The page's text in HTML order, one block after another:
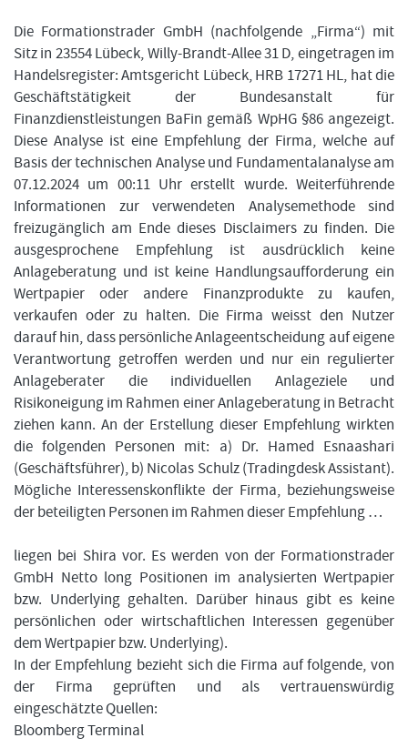
Die Formationstrader GmbH (nachfolgende „Firma“) mit
Sitz in 23554 Lübeck, Willy-Brandt-Allee 31 D, eingetragen im
Handelsregister: Amtsgericht Lübeck, HRB 17271 HL, hat die
Geschäftstätigkeit der Bundesanstalt für
Finanzdienstleistungen BaFin gemäß WpHG §86 angezeigt.
Diese Analyse ist eine Empfehlung der Firma, welche auf
Basis der technischen Analyse und Fundamentalanalyse am
07.12.2024 um 00:11 Uhr erstellt wurde. Weiterführende
Informationen zur verwendeten Analysemethode sind
freizugänglich am Ende dieses Disclaimers zu finden. Die
ausgesprochene Empfehlung ist ausdrücklich keine
Anlageberatung und ist keine Handlungsaufforderung ein
Wertpapier oder andere Finanzprodukte zu kaufen,
verkaufen oder zu halten. Die Firma weisst den Nutzer
darauf hin, dass persönliche Anlageentscheidung auf eigene
Verantwortung getroffen werden und nur ein regulierter
Anlageberater die individuellen Anlageziele und
Risikoneigung im Rahmen einer Anlageberatung in Betracht
ziehen kann. An der Erstellung dieser Empfehlung wirkten
die folgenden Personen mit: a) Dr. Hamed Esnaashari
(Geschäftsführer), b) Nicolas Schulz (Tradingdesk Assistant).
Mögliche Interessenskonflikte der Firma, beziehungsweise
der beteiligten Personen im Rahmen dieser Empfehlung …
liegen bei Shira vor. Es werden von der Formationstrader
GmbH Netto long Positionen im analysierten Wertpapier
bzw. Underlying gehalten. Darüber hinaus gibt es keine
persönlichen oder wirtschaftlichen Interessen gegenüber
dem Wertpapier bzw. Underlying).
In der Empfehlung bezieht sich die Firma auf folgende, von
der Firma geprüften und als vertrauenswürdig
eingeschätzte Quellen:
Bloomberg Terminal